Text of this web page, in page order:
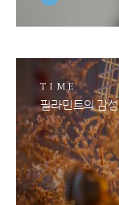
TIME
필라민트의 감성